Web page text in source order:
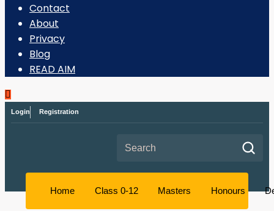
Contact
About
Privacy
Blog
READ AIM
Login Registration
Home Class 0-12 Masters Honours